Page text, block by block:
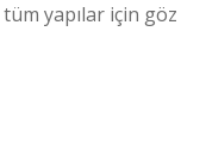
yapılar için göz